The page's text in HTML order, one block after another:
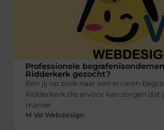
Professionele
Ridderkerk gezocht?
Ben jij op zoek naar een ervaren
Ridderkerk die ervoor kan zorgen dat
manier
M Vd Webdesign